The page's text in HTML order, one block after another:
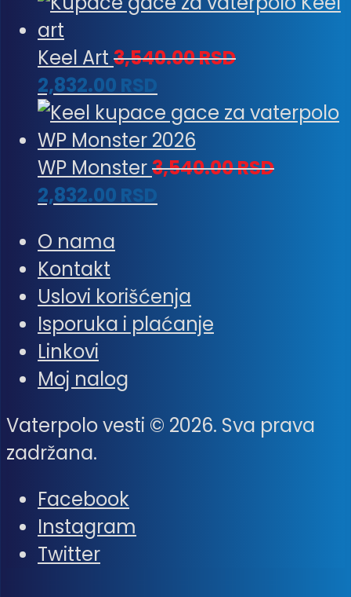
Keel Art 3,540.00RSD
2,832.00 RSD
WP Monster3,540.00RSD
2,832.00 RSD
O nama
Kontakt
Uslovi korišćenja
Isporuka i plaćanje
Linkovi
Moj nalog
Vaterpolo vesti © 2026. Sva prava
zadržana.
Facebook
Instagram
Twitter